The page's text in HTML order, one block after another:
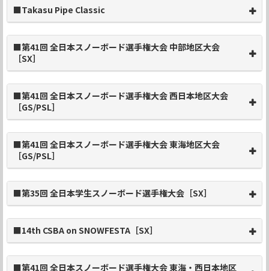
■Takasu Pipe Classic
■第41回 全日本スノーボード選手権大会 中部地区大会
［SX］
■第41回 全日本スノーボード選手権大会 西日本地区大会
［GS/PSL］
■第41回 全日本スノーボード選手権大会 東海地区大会
［GS/PSL］
■第35回 全日本学生スノーボード選手権大会［SX］
■14th CSBA on SNOWFESTA［SX］
■第41回 全日本スノーボード選手権大会 東海・西日本地区